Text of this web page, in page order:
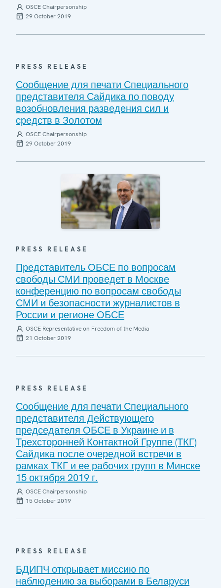
OSCE Chairpersonship
29 October 2019
PRESS RELEASE
Сообщение для печати Специального
представителя Сайдика по поводу
возобновления разведения сил и
средств в Золотом
OSCE Chairpersonship
29 October 2019
PRESS RELEASE
Представитель ОБСЕ по вопросам
свободы СМИ проведет в Москве
конференцию по вопросам свободы
СМИ и безопасности журналистов в
России и регионе ОБСЕ
OSCE Representative on Freedom of the Media
21 October 2019
PRESS RELEASE
Сообщение для печати Специального
представителя Действующего
председателя ОБСЕ в Украине и в
Трехсторонней Контактной Группе (ТКГ)
Сайдика после очередной встречи в
рамках ТКГ и ее рабочих групп в Минске
15 октября 2019 г.
OSCE Chairpersonship
15 October 2019
PRESS RELEASE
БДИПЧ открывает миссию по
наблюдению за выборами в Беларуси